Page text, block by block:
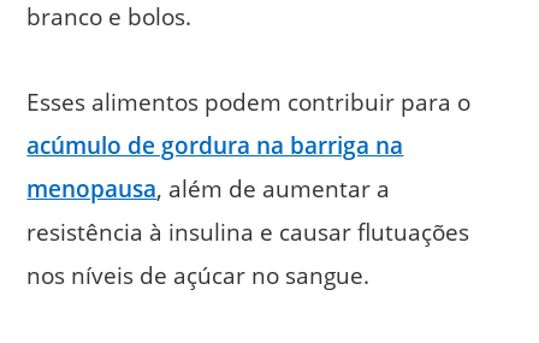
branco e bolos.
Esses alimentos podem contribuir para o
acúmulo de gordura na barriga na
menopausa, além de aumentar a
resistência à insulina e causar flutuações
nos níveis de açúcar no sangue.